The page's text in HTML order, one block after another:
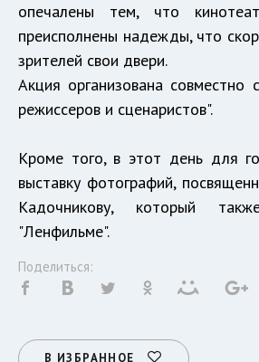
опечалены тем, что
преисполнены надежды, что
зрителей свои двери.
Акция организована
режиссеров и сценаристов".
Кроме того, в этот день для
выставку фотографий,
Кадочникову, который
"Ленфильме".
Поделиться:
В ИЗБРАННОЕ